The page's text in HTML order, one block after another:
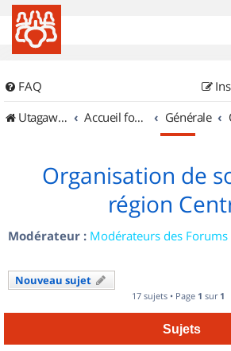
FAQ
UtagawaVTT (Randos VTT et VTTAE avec traces GPS)
Accueil forum Générale
Organisation de
région
Modérateur : Modérateurs des Forums
Nouveau sujet
17 sujets • Page 1 sur 1
Sujets